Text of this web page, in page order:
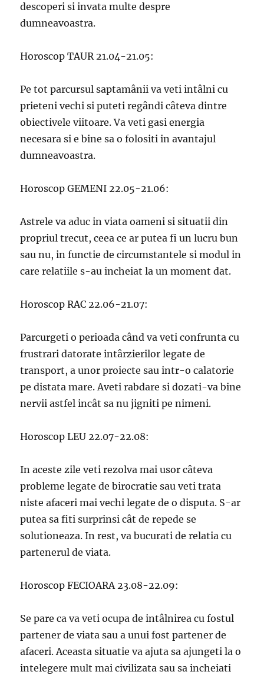
descoperi si invata multe despre
dumneavoastra.
Horoscop TAUR 21.04-21.05:
Pe tot parcursul saptamânii va veti intâlni cu
prieteni vechi si puteti regândi câteva dintre
obiectivele viitoare. Va veti gasi energia
necesara si e bine sa o folositi in avantajul
dumneavoastra.
Horoscop GEMENI 22.05-21.06:
Astrele va aduc in viata oameni si situatii din
propriul trecut, ceea ce ar putea fi un lucru bun
sau nu, in functie de circumstantele si modul in
care relatiile s-au incheiat la un moment dat.
Horoscop RAC 22.06-21.07:
Parcurgeti o perioada când va veti confrunta cu
frustrari datorate intârzierilor legate de
transport, a unor proiecte sau intr-o calatorie
pe distata mare. Aveti rabdare si dozati-va bine
nervii astfel incât sa nu jigniti pe nimeni.
Horoscop LEU 22.07-22.08:
In aceste zile veti rezolva mai usor câteva
probleme legate de birocratie sau veti trata
niste afaceri mai vechi legate de o disputa. S-ar
putea sa fiti surprinsi cât de repede se
solutioneaza. In rest, va bucurati de relatia cu
partenerul de viata.
Horoscop FECIOARA 23.08-22.09:
Se pare ca va veti ocupa de intâlnirea cu fostul
partener de viata sau a unui fost partener de
afaceri. Aceasta situatie va ajuta sa ajungeti la o
intelegere mult mai civilizata sau sa incheiati